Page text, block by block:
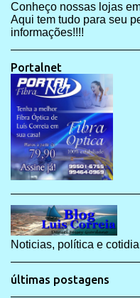
Conheço nossas lojas
Aqui tem tudo para seu
informações!!!!
Portalnet
Noticias, política e
últimas postagens